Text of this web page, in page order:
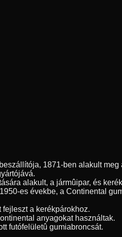
1871-ben alakult
alakult, a jármûipar, és
es évekbe, a Continental
a kerékpárokhoz.
anyagokat használtak.
futófelületû gumiabroncsát.